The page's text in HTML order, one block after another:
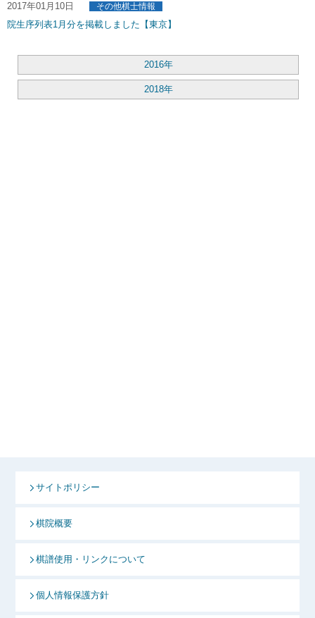
2017年01月10日 その他棋士情報
院生序列表1月分を掲載しました【東京】
2016年
2018年
サイトポリシー
棋院概要
棋譜使用・リンクについて
個人情報保護方針